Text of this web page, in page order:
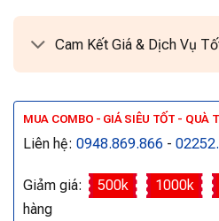
Cam Kết Giá & Dịch Vụ
MUA COMBO - GIÁ SIÊU TỐT - QUÀ
Liên hệ: 0948.869.866 -
Giảm giá: 500k 1000k
hàng